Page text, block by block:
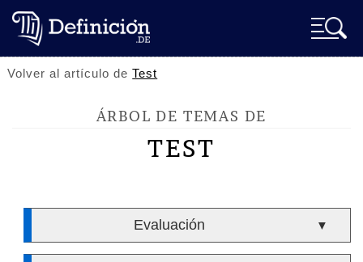
Volver al artículo deTest
ÁRBOL DE TEMAS DE
TEST
Evaluación ▼